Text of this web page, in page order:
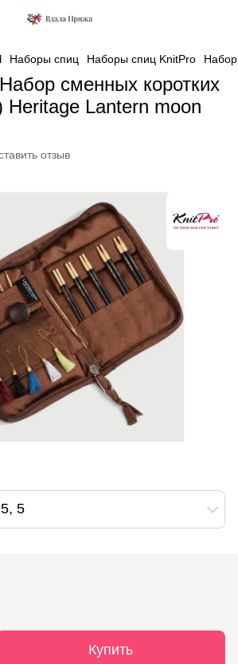
Наборы спиц Наборы спиц KnitPro
сменных коротких
Heritage Lantern moon
отзыв
5
Купить